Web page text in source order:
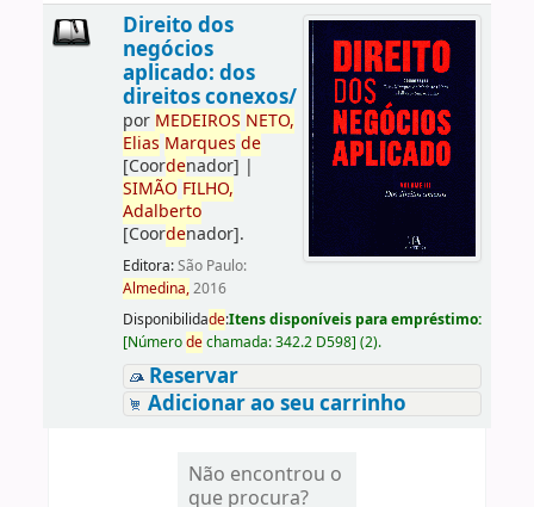
Direito dos
negócios
aplicado: dos
direitos conexos/
por MEDEIROS NETO,
Elias Marques de
[Coordenador] |
SIMÃO FILHO,
Adalberto
[Coordenador].
Editora:São Paulo:
Almedina,2016
Disponibilidade:Itens disponíveis para empréstimo:
[Númerodechamada:342.2 D598] (2).
Reservar
Adicionar ao seu carrinho
Não encontrou o
que procura?